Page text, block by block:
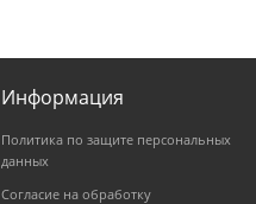
Информация
Политика по защите персональных
данных
Согласие на обработку